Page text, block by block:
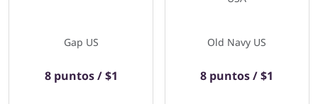
Gap US
8 puntos / $1
Old Navy US
8 puntos / $1